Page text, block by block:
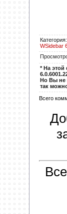
Категория:
WSidebar
* На этой
Но Вы не
так
Всего